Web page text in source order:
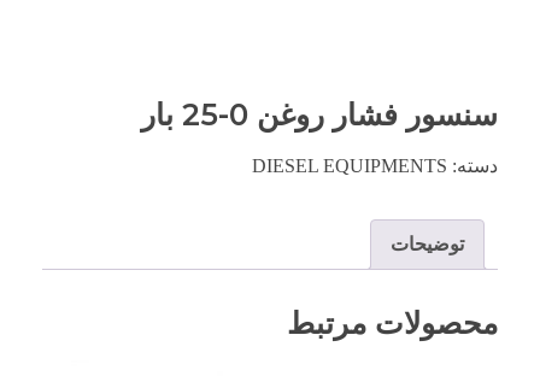
سنسور فشار روغن 0-25 بار
دسته: DIESEL EQUIPMENTS
توضیحات
محصولات مرتبط